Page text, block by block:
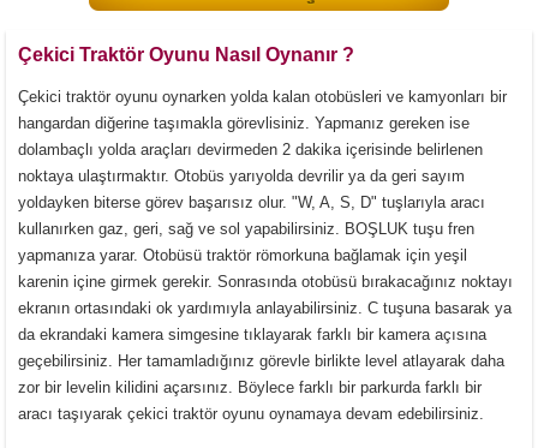
Çekici Traktör Oyunu Nasıl Oynanır ?
Çekici traktör oyunu oynarken yolda kalan otobüsleri ve kamyonları bir
hangardan diğerine taşımakla görevlisiniz. Yapmanız gereken ise
dolambaçlı yolda araçları devirmeden 2 dakika içerisinde belirlenen
noktaya ulaştırmaktır. Otobüs yarıyolda devrilir ya da geri sayım
yoldayken biterse görev başarısız olur. "W, A, S, D" tuşlarıyla aracı
kullanırken gaz, geri, sağ ve sol yapabilirsiniz. BOŞLUK tuşu fren
yapmanıza yarar. Otobüsü traktör römorkuna bağlamak için yeşil
karenin içine girmek gerekir. Sonrasında otobüsü bırakacağınız noktayı
ekranın ortasındaki ok yardımıyla anlayabilirsiniz. C tuşuna basarak ya
da ekrandaki kamera simgesine tıklayarak farklı bir kamera açısına
geçebilirsiniz. Her tamamladığınız görevle birlikte level atlayarak daha
zor bir levelin kilidini açarsınız. Böylece farklı bir parkurda farklı bir
aracı taşıyarak çekici traktör oyunu oynamaya devam edebilirsiniz.